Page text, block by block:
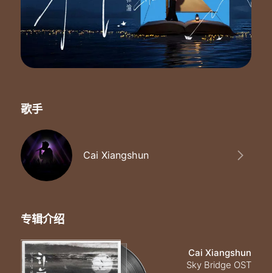
歌手
Cai Xiangshun
专辑介绍
Cai Xiangshun
Sky Bridge OST